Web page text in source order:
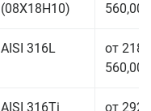
(08Х18Н10)
560,00
AISI 316L
от 218
560,00
AISI 316Ti от 292